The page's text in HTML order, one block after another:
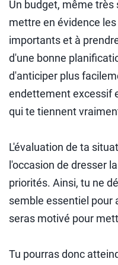
Un budget, même très
mettre en évidence
importants et à
d'une bonne
d'anticiper plus
endettement excessif
qui te tiennent
L'évaluation de ta
l'occasion de dresser
priorités. Ainsi, tu ne
semble essentiel pour
seras motivé pour
Tu pourras donc